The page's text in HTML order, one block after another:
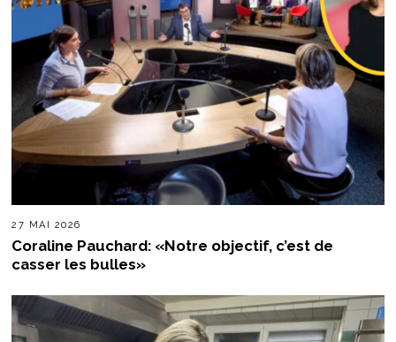
27 MAI 2026
Coraline Pauchard: «Notre objectif, c’est de
casser les bulles»